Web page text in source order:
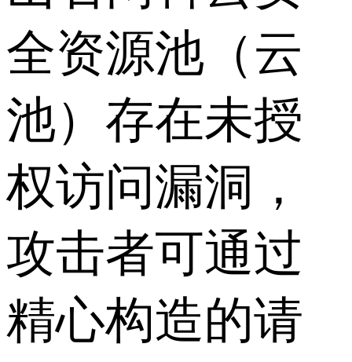
全资源池（云
池）存在未授
权访问漏洞，
攻击者可通过
精心构造的请